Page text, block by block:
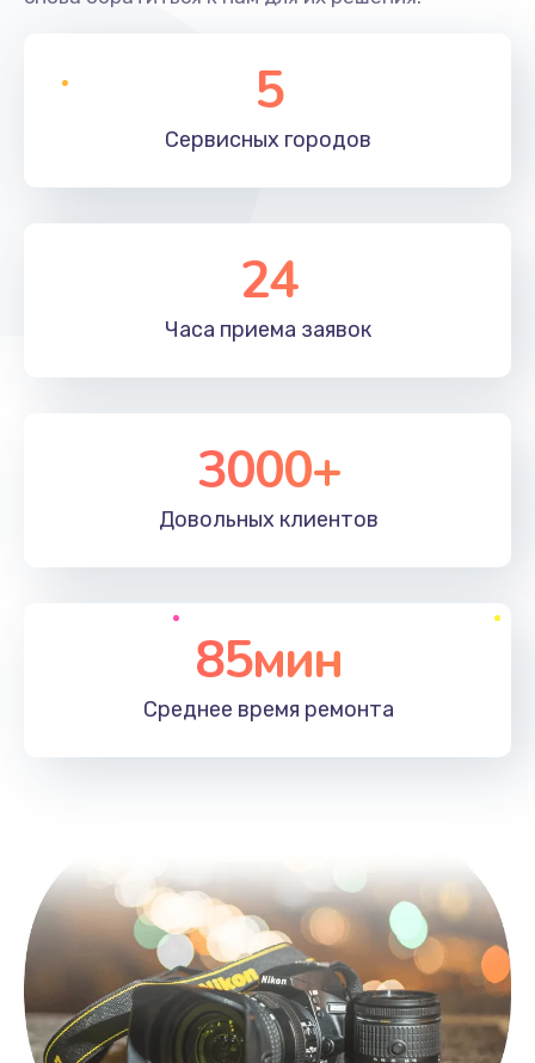
5
Сервисных городов
24
Часа приема заявок
3000+
Довольных клиентов
85мин
Среднее время ремонта